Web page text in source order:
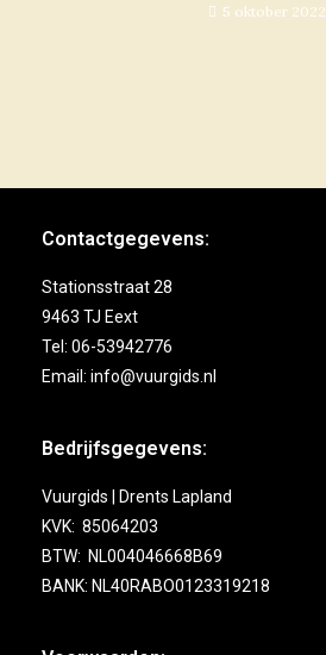
5 oktober 2022
Contactgegevens:
Stationsstraat 28
9463 TJ Eext
Tel: 06-53942776
Email: info@vuurgids.nl
Bedrijfsgegevens:
Vuurgids | Drents Lapland
KVK: 85064203
BTW: NL004046668B69
BANK: NL40RABO0123319218